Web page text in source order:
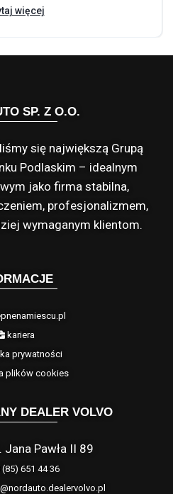
więcej
SP. Z O.O.
się największą Grupą
Podlaskim – idealnym
jako firma stabilna,
profesjonalizmem,
wymaganym klientom.
kariera
prywatności
plików cookies
DEALER VOLVO
Jana Pawła II 89
(85) 651 44 36